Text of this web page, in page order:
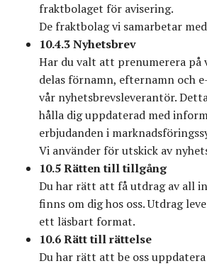
fraktbolaget för avisering.
De fraktbolag vi samarbetar
10.4.3 Nyhetsbrev
Har du valt att prenumerera på
delas förnamn, efternamn och
vår nyhetsbrevsleverantör.
hålla dig uppdaterad med
erbjudanden i
Vi använder för utskick av
10.5 Rätten till tillgång
Du har rätt att få utdrag av all
finns om dig hos oss. Utdrag
ett läsbart format.
10.6 Rätt till rättelse
Du har rätt att be oss